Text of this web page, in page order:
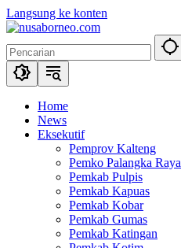
Langsung ke konten
Home
News
Eksekutif
Pemprov Kalteng
Pemko Palangka Raya
Pemkab Pulpis
Pemkab Kapuas
Pemkab Kobar
Pemkab Gumas
Pemkab Katingan